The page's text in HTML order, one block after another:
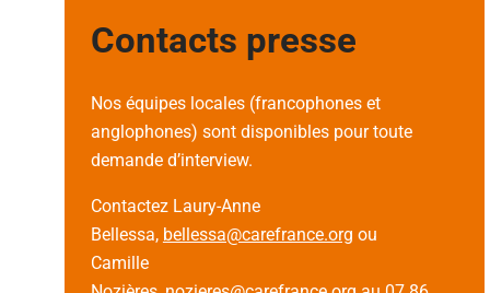
Contacts presse
Nos équipes locales (francophones et
anglophones) sont disponibles pour toute
demande d’interview.
Contactez Laury-Anne
Bellessa, bellessa@carefrance.org ou
Camille